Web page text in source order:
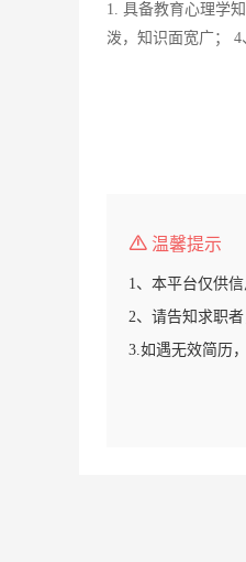
1. 具备教育心理学
泼，知识面宽广； 4
温馨提示
1、本平台仅供
2、请告知求职
3.如遇无效简历